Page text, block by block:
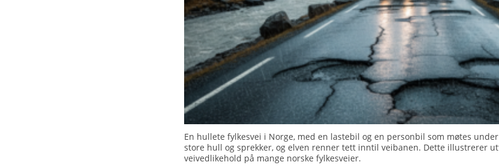
En hullete fylkesvei i Norge, med en lastebil og en personbil som møtes
store hull og sprekker, og elven renner tett inntil veibanen. Dette illustrerer
veivedlikehold på mange norske fylkesveier.